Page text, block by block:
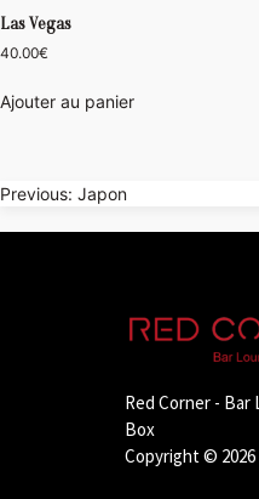
Las Vegas
40.00€
Ajouter au panier
Navigation
de
Previous: Japon
Red Corner - Bar
Box
Copyright ©